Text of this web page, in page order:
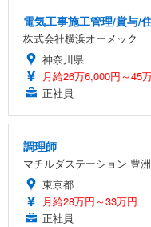
電気工事施工管理/賞与/
株式会社横浜オーメック
神奈川県
月給26万6,000円～45
正社員
調理師
マチルダステーション 豊
東京都
月給28万円～33万円
正社員